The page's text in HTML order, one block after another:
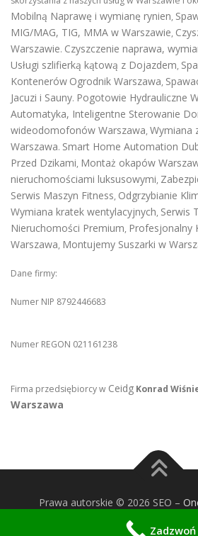
Mobilną Naprawę i wymianę rynien,
MIG/MAG, TIG, MMA w Warszawie,
Warszawie. Czyszczenie naprawa,
Usługi szlifierką kątową z Dojazdem,
Kontenerów Ogrodnik Warszawa,
Jacuzi i Sauny. Pogotowie Hydrauliczne
Automatyka, Inteligentne Sterowanie
wideodomofonów Warszawa, Wymiana
Warszawa. Smart Home Automation
Przed Dzikami, Montaż okapów
nieruchomościami luksusowymi,
Serwis Maszyn Fitness, Odgrzybianie
Wymiana kratek wentylacyjnych, Serwis
Nieruchomości Premium, Profesjonalny
Warszawa, Montujemy Suszarki w
Dane firmy:
Numer NIP 8792446683
Numer REGON 021161238
Firma przedsiębiorcy w Ceidg Konrad
Warszawa
Prawa autorskie © 2026 SEO –
FameThemes
Zadzwoń